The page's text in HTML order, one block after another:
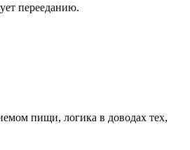
перееданию.
пищи, логика в доводах тех,